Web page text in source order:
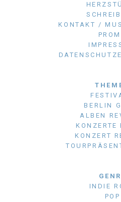
KONTAKT /
BERLIN
ALBEN
KONZERTE
KONZERT
INDIE
POP